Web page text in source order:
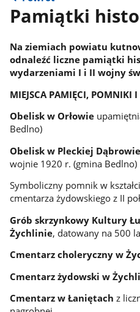
Pamiątki
Na ziemiach powiatu
odnaleźć liczne pamiątki
wydarzeniami I i II wojny
MIEJSCA PAMIĘCI, POMNIKI I
Obelisk w Orłowie
Bedlno)
Obelisk w Pleckiej Dąbrowie
wojnie 1920 r. (gmina Bedlno)
Symboliczny pomnik w
cmentarza żydowskiego z II
Grób skrzynkowy Kultury
Żychlinie, datowany na 500
Cmentarz choleryczny w
Cmentarz żydowski w
Cmentarz w Łaniętach z